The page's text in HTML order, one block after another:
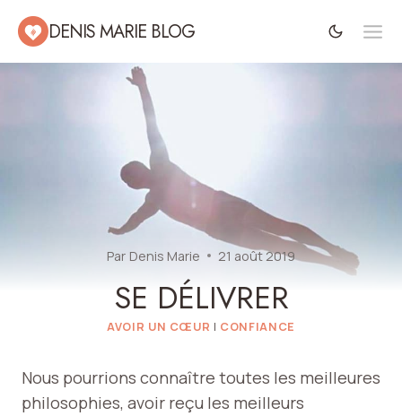
Aller
contenu
DENIS MARIE BLOG
Par Denis Marie 21 août 2019
SE DÉLIVRER
AVOIR UN CŒUR | CONFIANCE
Nous pourrions connaître toutes les meilleures
philosophies, avoir reçu les meilleurs